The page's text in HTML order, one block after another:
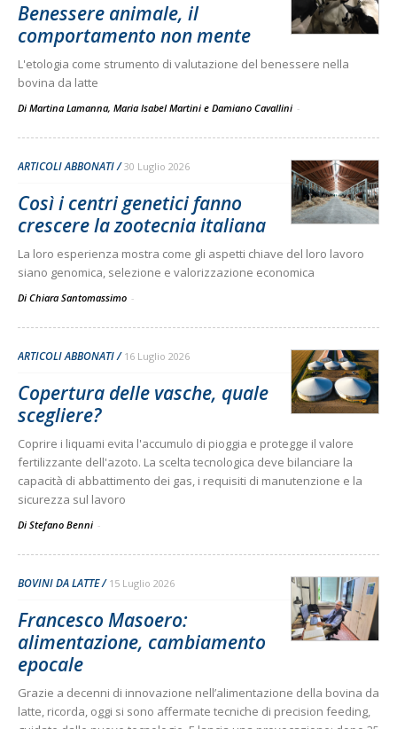
Benessere animale, il
comportamento non mente
L'etologia come strumento di valutazione del benessere nella
bovina da latte
Di Martina Lamanna, Maria Isabel Martini e Damiano Cavallini -
ARTICOLI ABBONATI 30 Luglio 2026
Così i centri genetici fanno
crescere la zootecnia italiana
La loro esperienza mostra come gli aspetti chiave del loro lavoro
siano genomica, selezione e valorizzazione economica
Di Chiara Santomassimo -
ARTICOLI ABBONATI 16 Luglio 2026
Copertura delle vasche, quale
scegliere?
Coprire i liquami evita l'accumulo di pioggia e protegge il valore
fertilizzante dell'azoto. La scelta tecnologica deve bilanciare la
capacità di abbattimento dei gas, i requisiti di manutenzione e la
sicurezza sul lavoro
Di Stefano Benni -
BOVINI DA LATTE 15 Luglio 2026
Francesco Masoero:
alimentazione, cambiamento
epocale
Grazie a decenni di innovazione nell’alimentazione della bovina da
latte, ricorda, oggi si sono affermate tecniche di precision feeding,